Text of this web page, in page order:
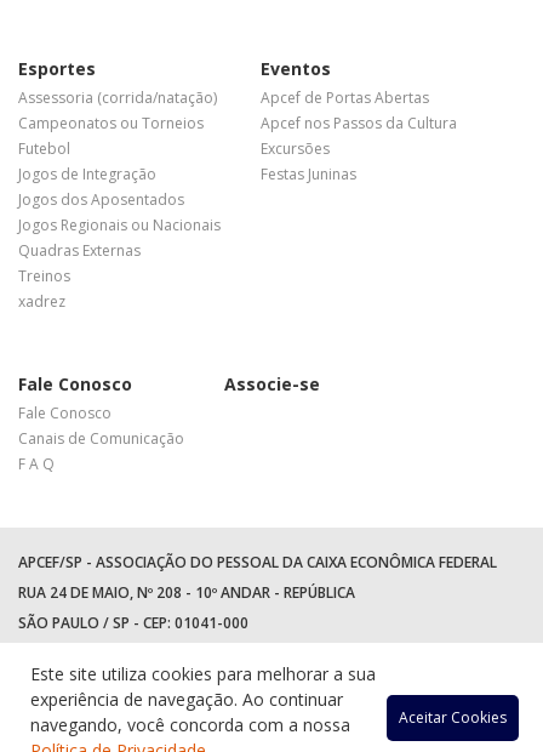
Esportes
Assessoria (corrida/natação)
Campeonatos ou Torneios
Futebol
Jogos de Integração
Jogos dos Aposentados
Jogos Regionais ou Nacionais
Quadras Externas
Treinos
xadrez
Eventos
Apcef de Portas Abertas
Apcef nos Passos da Cultura
Excursões
Festas Juninas
Fale Conosco
Fale Conosco
Canais de Comunicação
F A Q
Associe-se
APCEF/SP - ASSOCIAÇÃO DO PESSOAL DA CAIXA ECONÔMICA FEDERAL
RUA 24 DE MAIO, Nº 208 - 10º ANDAR - REPÚBLICA
SÃO PAULO / SP - CEP: 01041-000
WhatsApp: (11) 94597-5758
Acessar
Acessar
Este site utiliza cookies para melhorar a sua
experiência de navegação. Ao continuar
navegando, você concorda com a nossa
Aceitar Cookies